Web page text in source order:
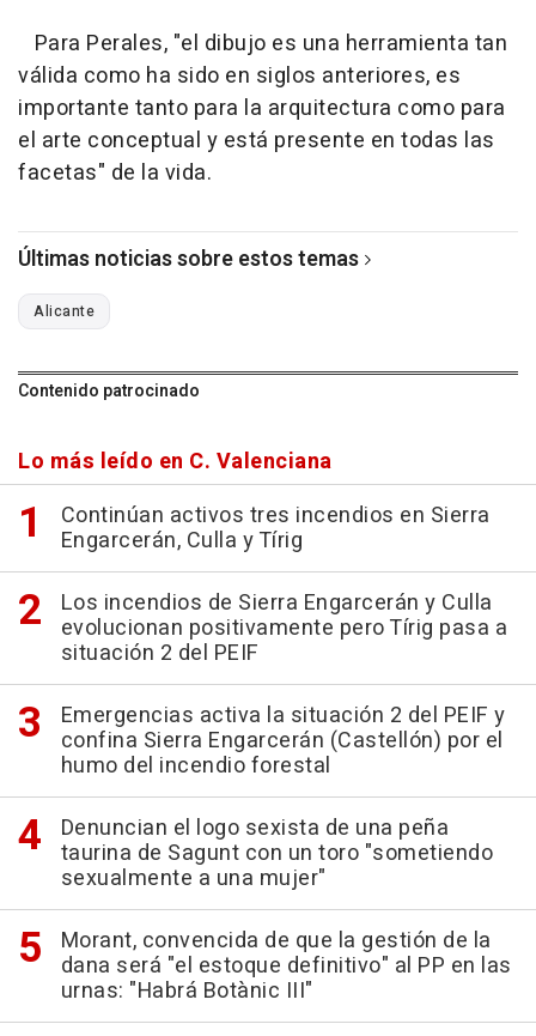
Para Perales, "el dibujo es una herramienta tan
válida como ha sido en siglos anteriores, es
importante tanto para la arquitectura como para
el arte conceptual y está presente en todas las
facetas" de la vida.
Últimas noticias sobre estos temas
Alicante
Contenido patrocinado
Lo más leído en C. Valenciana
Continúan activos tres incendios en Sierra
Engarcerán, Culla y Tírig
Los incendios de Sierra Engarcerán y Culla
evolucionan positivamente pero Tírig pasa a
situación 2 del PEIF
Emergencias activa la situación 2 del PEIF y
confina Sierra Engarcerán (Castellón) por el
humo del incendio forestal
Denuncian el logo sexista de una peña
taurina de Sagunt con un toro "sometiendo
sexualmente a una mujer"
Morant, convencida de que la gestión de la
dana será "el estoque definitivo" al PP en las
urnas: "Habrá Botànic III"